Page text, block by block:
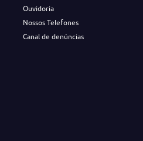
Ouvidoria
Nossos Telefones
Canal de denúncias